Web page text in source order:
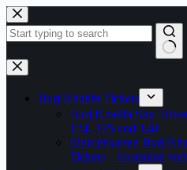
Zum
Inhalt
springen
Keine
Ergebnisse
Burj Khalifa Tickets
Burj Khalifa Sky
124, 125 und 148
Eintrittskarten Burj
Tickets – kostenlos